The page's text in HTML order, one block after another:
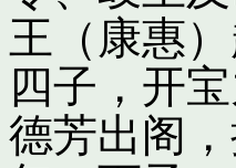
王（康惠
四子，开
德芳出阁